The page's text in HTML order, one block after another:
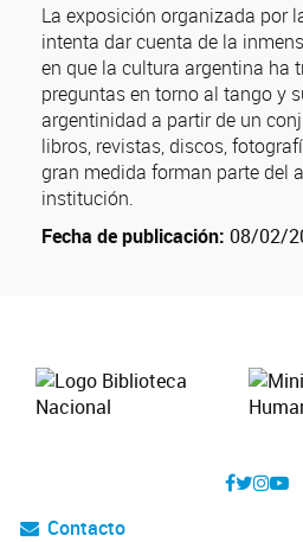
La exposición organizada por
intenta dar cuenta de la
en que la cultura argentina ha
preguntas en torno al tango y
argentinidad a partir de un
libros, revistas, discos,
gran medida forman parte del
institución.
Fecha de publicación: 08/02/
Contacto